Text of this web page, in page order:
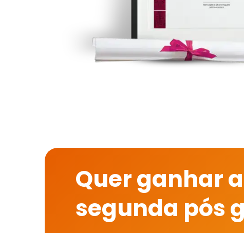
Quer ganhar a
segunda pós